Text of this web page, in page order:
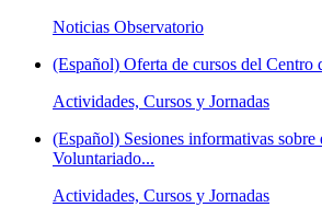
Noticias Observatorio
(Español) Oferta de cursos del
Actividades, Cursos y Jornadas
(Español) Sesiones informativas
Voluntariado...
Actividades, Cursos y Jornadas